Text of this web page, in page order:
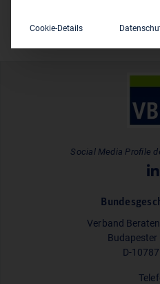
Social Media Profile
Verband
Budapester
D-
Cookie-Details